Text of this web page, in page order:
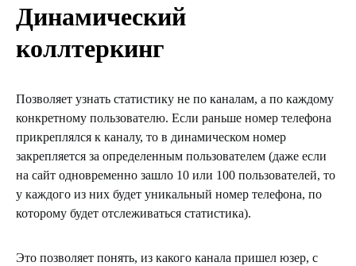
Динамический
коллтеркинг
Позволяет узнать статистику не по каналам, а по каждому
конкретному пользователю. Если раньше номер телефона
прикреплялся к каналу, то в динамическом номер
закрепляется за определенным пользователем (даже если
на сайт одновременно зашло 10 или 100 пользователей, то
у каждого из них будет уникальный номер телефона, по
которому будет отслеживаться статистика).
Это позволяет понять, из какого канала пришел юзер, с